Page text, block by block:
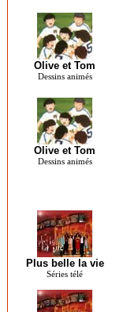
Olive et Tom
Dessins animés
Olive et Tom
Dessins animés
Plus belle la vie
Séries télé